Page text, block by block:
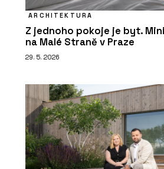
ARCHITEKTURA
Z jednoho pokoje je byt.
na Malé Straně v Praze
29. 5. 2026